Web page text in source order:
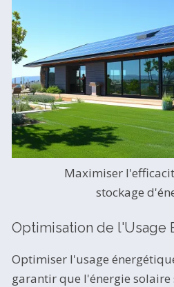
Maximiser
stockage
Optimisation de l'Usage
Optimiser l'usage
garantir que l'énergie solaire